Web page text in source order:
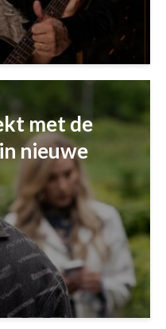
met de
nieuwe